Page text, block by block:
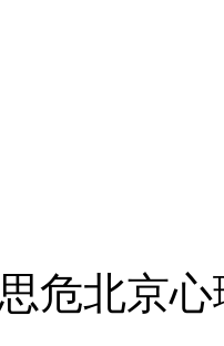
危北京